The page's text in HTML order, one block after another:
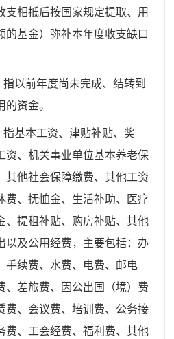
支相抵后按国家规定提取、用
的基金）弥补本年度收支缺口
以前年度尚未完成、结转到
资金。
指基本工资、津贴补贴、奖
资、机关事业单位基本养老保
其他社会保障缴费、其他工资
费、抚恤金、生活补助、医疗
、提租补贴、购房补贴、其他
以及公用经费，主要包括：办
手续费、水费、电费、邮电
、差旅费、因公出国（境）费
费、会议费、培训费、公务接
费、工会经费、福利费、其他